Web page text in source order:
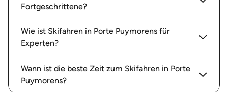
Fortgeschrittene?
Wie ist Skifahren in Porte Puymorens für
Experten?
Wann ist die beste Zeit zum Skifahren in Porte
Puymorens?